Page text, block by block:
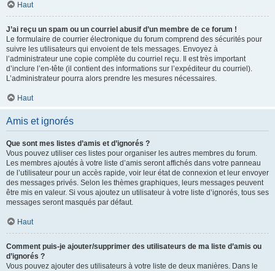
Haut
J’ai reçu un spam ou un courriel abusif d’un membre de ce forum !
Le formulaire de courrier électronique du forum comprend des sécurités pour
suivre les utilisateurs qui envoient de tels messages. Envoyez à
l’administrateur une copie complète du courriel reçu. Il est très important
d’inclure l’en-tête (il contient des informations sur l’expéditeur du courriel).
L’administrateur pourra alors prendre les mesures nécessaires.
Haut
Amis et ignorés
Que sont mes listes d’amis et d’ignorés ?
Vous pouvez utiliser ces listes pour organiser les autres membres du forum.
Les membres ajoutés à votre liste d’amis seront affichés dans votre panneau
de l’utilisateur pour un accès rapide, voir leur état de connexion et leur envoyer
des messages privés. Selon les thèmes graphiques, leurs messages peuvent
être mis en valeur. Si vous ajoutez un utilisateur à votre liste d’ignorés, tous ses
messages seront masqués par défaut.
Haut
Comment puis-je ajouter/supprimer des utilisateurs de ma liste d’amis ou
d’ignorés ?
Vous pouvez ajouter des utilisateurs à votre liste de deux manières. Dans le